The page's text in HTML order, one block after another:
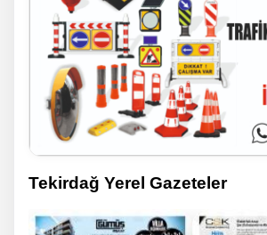
Tekirdağ Yerel Gazeteler